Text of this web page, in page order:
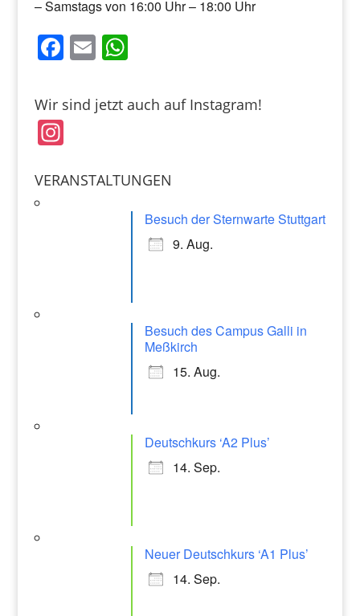
– Samstags von 16:00 Uhr – 18:00 Uhr
F
c
e
b
o
E
ai
l
W
at
p
Wir sind jetzt auch auf Instagram!
In
a
VERANSTALTUNGEN
Besuch der Sternwarte Stuttgart
9. Aug.
Besuch des Campus Galli in
Meßkirch
15. Aug.
Deutschkurs ‘A2 Plus’
14. Sep.
Neuer Deutschkurs ‘A1 Plus’
14. Sep.